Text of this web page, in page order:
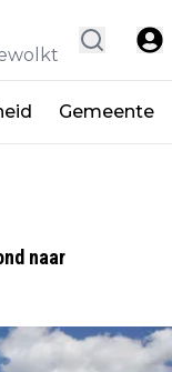
Gemeente
naar